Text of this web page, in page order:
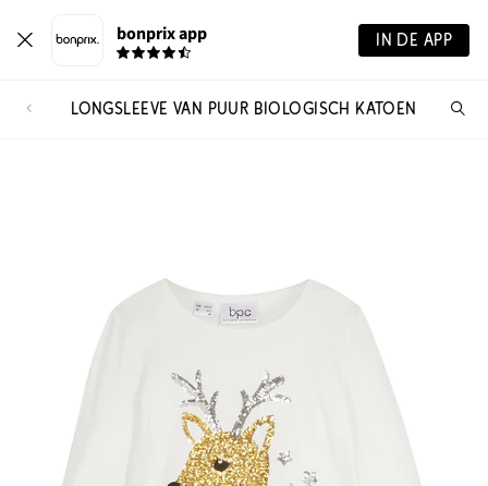
bonprix app IN DE APP
LONGSLEEVE VAN PUUR BIOLOGISCH KATOEN